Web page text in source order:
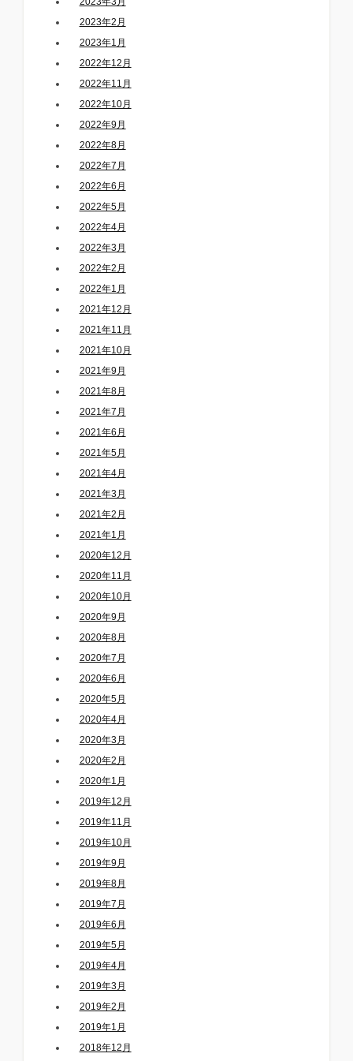
2023年2月
2023年1月
2022年12月
2022年11月
2022年10月
2022年9月
2022年8月
2022年7月
2022年6月
2022年5月
2022年4月
2022年3月
2022年2月
2022年1月
2021年12月
2021年11月
2021年10月
2021年9月
2021年8月
2021年7月
2021年6月
2021年5月
2021年4月
2021年3月
2021年2月
2021年1月
2020年12月
2020年11月
2020年10月
2020年9月
2020年8月
2020年7月
2020年6月
2020年5月
2020年4月
2020年3月
2020年2月
2020年1月
2019年12月
2019年11月
2019年10月
2019年9月
2019年8月
2019年7月
2019年6月
2019年5月
2019年4月
2019年3月
2019年2月
2019年1月
2018年12月